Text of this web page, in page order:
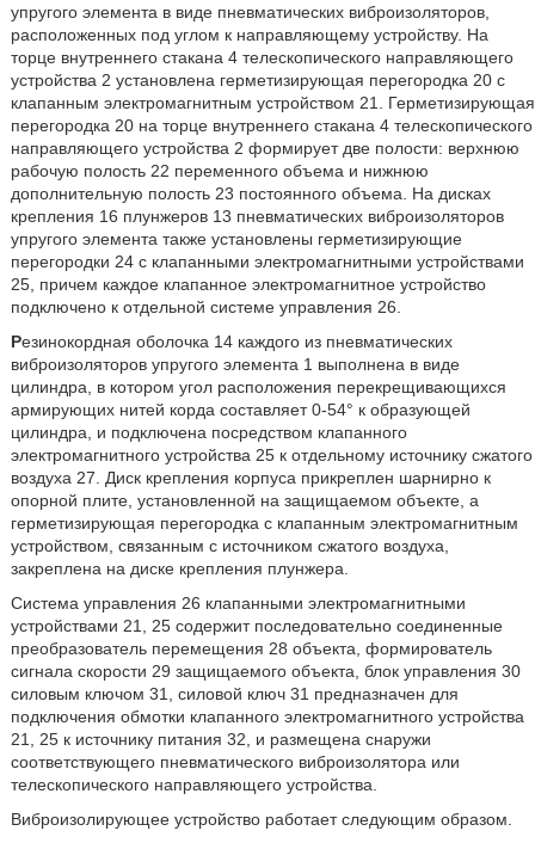
упругого элемента в виде пневматических виброизоляторов,
расположенных под углом к направляющему устройству. На
торце внутреннего стакана 4 телескопического направляющего
устройства 2 установлена герметизирующая перегородка 20 с
клапанным электромагнитным устройством 21. Герметизирующая
перегородка 20 на торце внутреннего стакана 4 телескопического
направляющего устройства 2 формирует две полости: верхнюю
рабочую полость 22 переменного объема и нижнюю
дополнительную полость 23 постоянного объема. На дисках
крепления 16 плунжеров 13 пневматических виброизоляторов
упругого элемента также установлены герметизирующие
перегородки 24 с клапанными электромагнитными устройствами
25, причем каждое клапанное электромагнитное устройство
подключено к отдельной системе управления 26.
Резинокордная оболочка 14 каждого из пневматических
виброизоляторов упругого элемента 1 выполнена в виде
цилиндра, в котором угол расположения перекрещивающихся
армирующих нитей корда составляет 0-54° к образующей
цилиндра, и подключена посредством клапанного
электромагнитного устройства 25 к отдельному источнику сжатого
воздуха 27. Диск крепления корпуса прикреплен шарнирно к
опорной плите, установленной на защищаемом объекте, а
герметизирующая перегородка с клапанным электромагнитным
устройством, связанным с источником сжатого воздуха,
закреплена на диске крепления плунжера.
Система управления 26 клапанными электромагнитными
устройствами 21, 25 содержит последовательно соединенные
преобразователь перемещения 28 объекта, формирователь
сигнала скорости 29 защищаемого объекта, блок управления 30
силовым ключом 31, силовой ключ 31 предназначен для
подключения обмотки клапанного электромагнитного устройства
21, 25 к источнику питания 32, и размещена снаружи
соответствующего пневматического виброизолятора или
телескопического направляющего устройства.
Виброизолирующее устройство работает следующим образом.